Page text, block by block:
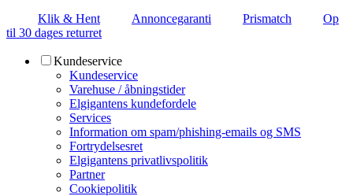
Klik & Hent Annoncegaranti Prismatch
Op
til 30 dages returret
Kundeservice
Kundeservice
Varehuse / åbningstider
Elgigantens kundefordele
Services
Information om spam/phishing-emails og SMS
Fortrydelsesret
Elgigantens privatlivspolitik
Partner
Cookiepolitik